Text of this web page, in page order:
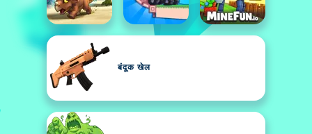
बंदूक खेल